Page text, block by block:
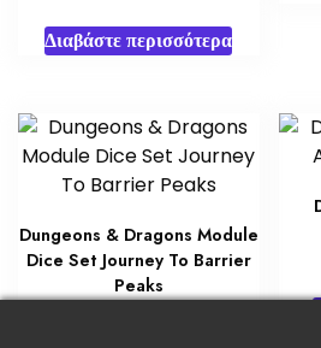
Διαβάστε περισσότερα
Dungeons & Dragons Module
Dice Set Journey To Barrier
Peaks